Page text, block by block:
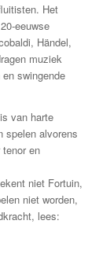
Het
eeuwse
Händel,
muziek
swingende
van harte
spelen alvorens
en
niet Fortuin,
niet worden,
lees: